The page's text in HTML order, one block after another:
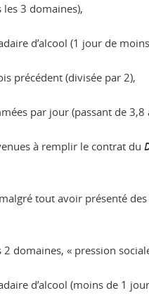
3 domaines),
d’alcool (1 jour de
précédent (divisée par 2),
par jour (passant de 3,8
à remplir le contrat du
tout avoir présenté
domaines, « pression
d’alcool (moins de 1